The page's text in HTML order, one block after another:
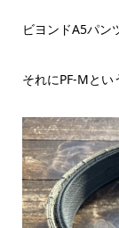
ビヨンドA5パン
それにPF-Mと